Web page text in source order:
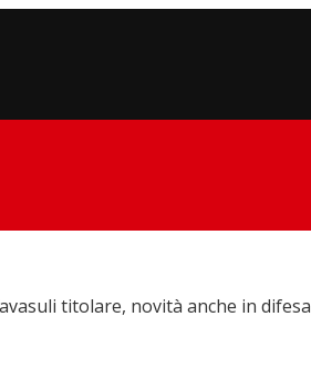
titolare, novità anche in difesa